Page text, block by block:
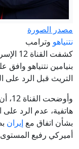
مصدر الصورة
نتنياهو وترامب
كشفت
بنيامين نتنياهو
التريث قبل الرد على
هاتفية، عدم الرد
بشأن اتفاق مع إيران
أميركي رفيع